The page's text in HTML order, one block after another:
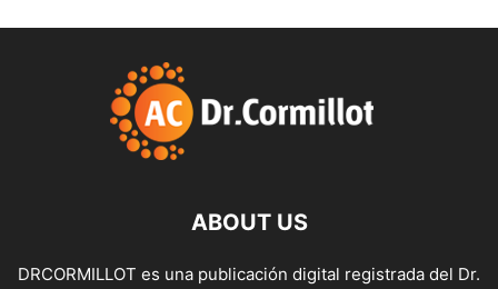
ABOUT US
DRCORMILLOT es una publicación digital registrada del Dr.